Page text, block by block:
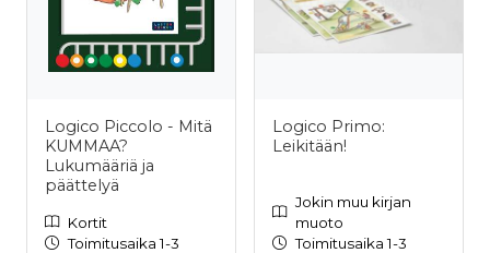
Logico Piccolo - Mitä
KUMMAA?
Lukumääriä ja
päättelyä
Kortit
Toimitusaika 1-3
Logico Primo:
Leikitään!
Jokin muu kirjan
muoto
Toimitusaika 1-3